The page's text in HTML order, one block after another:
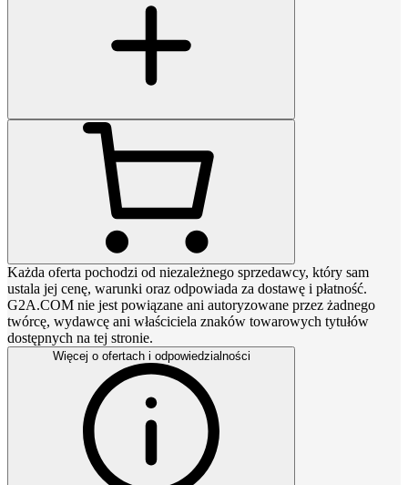
Każda oferta pochodzi od niezależnego sprzedawcy, który sam
ustala jej cenę, warunki oraz odpowiada za dostawę i płatność.
G2A.COM nie jest powiązane ani autoryzowane przez żadnego
twórcę, wydawcę ani właściciela znaków towarowych tytułów
dostępnych na tej stronie.
Więcej o ofertach i odpowiedzialności